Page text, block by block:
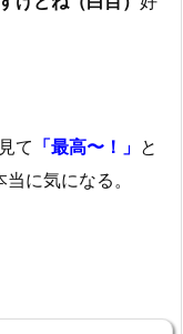
て 「最高〜！」 と
に気になる。